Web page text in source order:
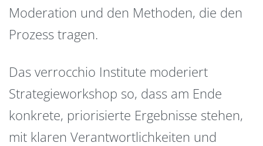
Moderation und den Methoden, die den
Prozess tragen.
Das verrocchio Institute moderiert
Strategieworkshop so, dass am Ende
konkrete, priorisierte Ergebnisse stehen,
mit klaren Verantwortlichkeiten und